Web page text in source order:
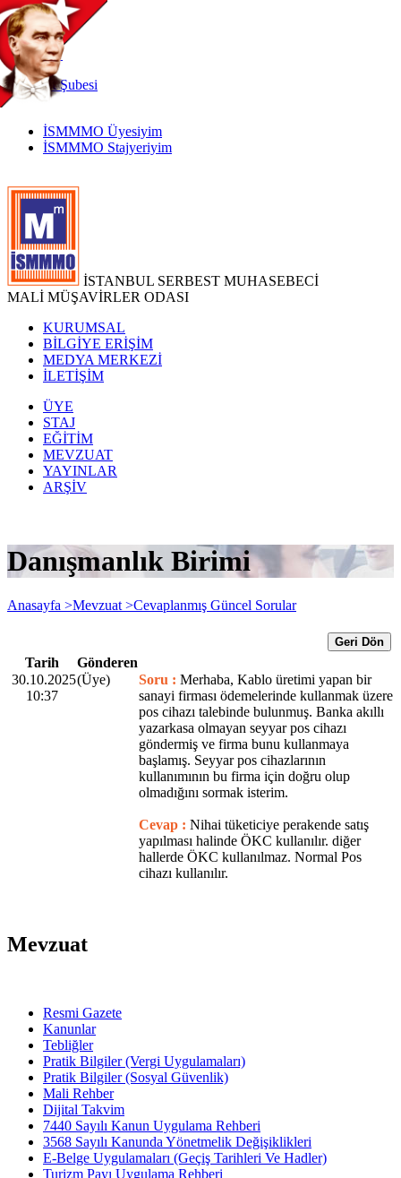
TR
|
EN
İnternetŞubesi
İSMMMO Üyesiyim
İSMMMO Stajyeriyim
İSTANBUL SERBEST MUHASEBECİ
MALİ MÜŞAVİRLER ODASI
KURUMSAL
BİLGİYE ERİŞİM
MEDYA MERKEZİ
İLETİŞİM
ÜYE
STAJ
EĞİTİM
MEVZUAT
YAYINLAR
ARŞİV
Danışmanlık Birimi
Anasayfa >Mevzuat >Cevaplanmış Güncel Sorular
Geri Dön
Tarih
Gönderen
30.10.2025
10:37
(Üye) Soru : Merhaba, Kablo üretimi yapan bir
sanayi firması ödemelerinde kullanmak üzere
pos cihazı talebinde bulunmuş. Banka akıllı
yazarkasa olmayan seyyar pos cihazı
göndermiş ve firma bunu kullanmaya
başlamış. Seyyar pos cihazlarının
kullanımının bu firma için doğru olup
olmadığını sormak isterim.
Cevap : Nihai tüketiciye perakende satış
yapılması halinde ÖKC kullanılır. diğer
hallerde ÖKC kullanılmaz. Normal Pos
cihazı kullanılır.
Mevzuat
Resmi Gazete
Kanunlar
Tebliğler
Pratik Bilgiler (Vergi Uygulamaları)
Pratik Bilgiler (Sosyal Güvenlik)
Mali Rehber
Dijital Takvim
7440 Sayılı Kanun Uygulama Rehberi
3568 Sayılı Kanunda Yönetmelik Değişiklikleri
E-Belge Uygulamaları (Geçiş Tarihleri Ve Hadler)
Turizm Payı Uygulama Rehberi